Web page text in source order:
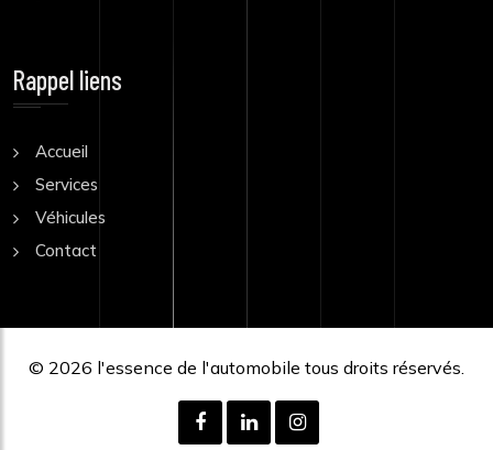
Rappel liens
Accueil
Services
Véhicules
Contact
© 2026 l'essence de l'automobile tous droits réservés.